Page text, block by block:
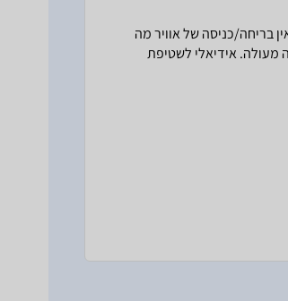
בריחה/כניסה של אוויר מה
מעולה. אידיאלי לשטיפת